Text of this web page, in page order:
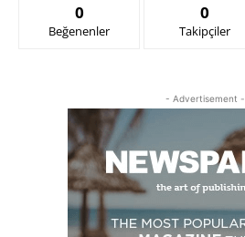
0
Beğenenler
0
Takipçiler
- Advertisement -